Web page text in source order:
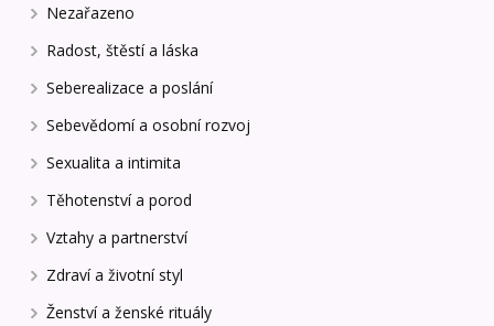
Nezařazeno
Radost, štěstí a láska
Seberealizace a poslání
Sebevědomí a osobní rozvoj
Sexualita a intimita
Těhotenství a porod
Vztahy a partnerství
Zdraví a životní styl
Ženství a ženské rituály